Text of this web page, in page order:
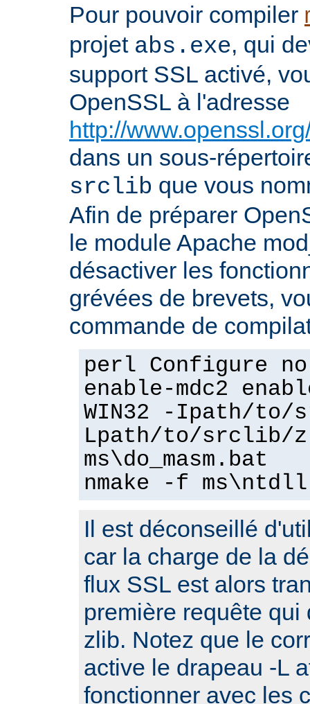
Pour pouvoir compiler
projet abs.exe, qui
support SSL activé,
OpenSSL à l'adresse
http://
dans un sous-
srclib que vous
Afin de préparer
le module Apache
désactiver les
grévées de brevets,
commande de
perl Configure
enable-mdc2
WIN32 -Ipath/
Lpath/to/srclib/
ms\do_masm.bat
nmake -f
Il est déconseillé
car la charge de la
flux SSL est alors
première requête
zlib. Notez que le
active le drapeau -L
fonctionner avec les